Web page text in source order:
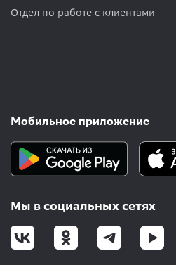
Отдел по работе с клиентами
Мобильное приложение
Мы в социальных сетях